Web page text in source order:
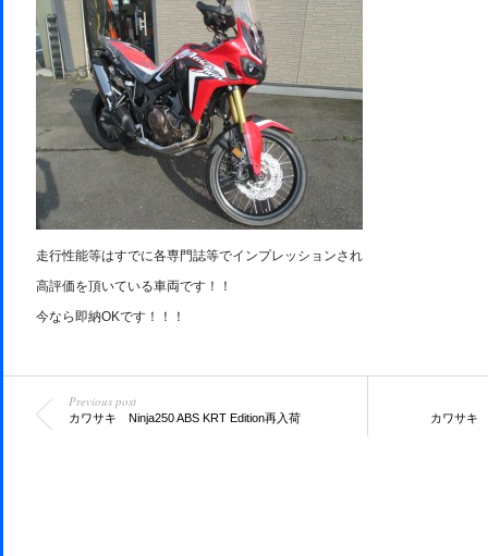
走行性能等はすでに各専門誌等でインプレッションされ
高評価を頂いている車両です！！
今なら即納OKです！！！
Previous post
カワサキ Ninja250 ABS KRT Edition再入荷 カワサキ